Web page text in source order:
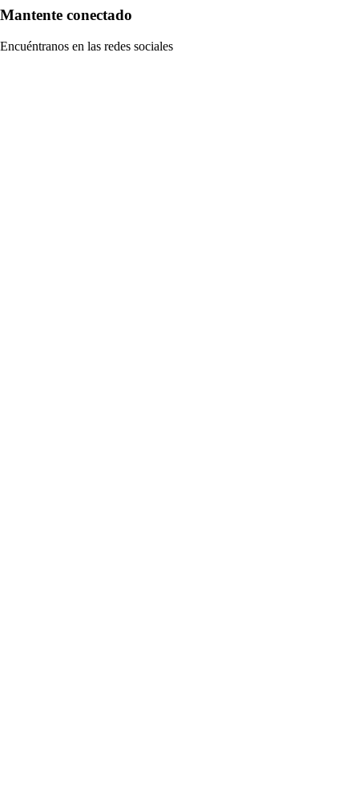
Mantente conectado
Encuéntranos en las redes sociales